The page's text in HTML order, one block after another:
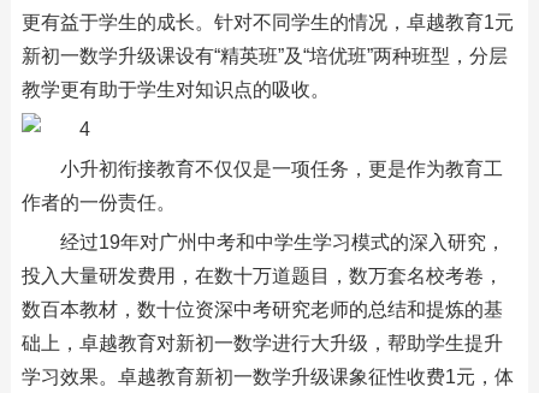
更有益于学生的成长。针对不同学生的情况，卓越教育1元
新初一数学升级课设有“精英班”及“培优班”两种班型，分层
教学更有助于学生对知识点的吸收。
小升初衔接教育不仅仅是一项任务，更是作为教育工
作者的一份责任。
经过19年对广州中考和中学生学习模式的深入研究，
投入大量研发费用，在数十万道题目，数万套名校考卷，
数百本教材，数十位资深中考研究老师的总结和提炼的基
础上，卓越教育对新初一数学进行大升级，帮助学生提升
学习效果。卓越教育新初一数学升级课象征性收费1元，体